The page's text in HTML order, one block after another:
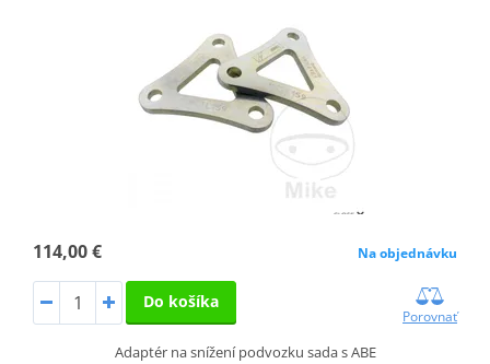
114,00 € Na objednávku
Do košíka
Porovnať
Adaptér na snížení podvozku sada s ABE